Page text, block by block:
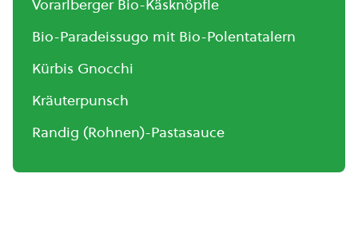
Vorarlberger Bio-Käsknöpfle
Bio-Paradeissugo mit Bio-Polentatalern
Kürbis Gnocchi
Kräuterpunsch
Randig (Rohnen)-Pastasauce